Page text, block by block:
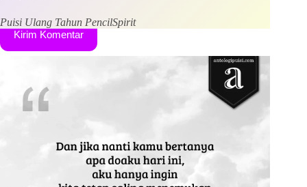
Kirim Komentar
Puisi Ulang Tahun PencilSpirit